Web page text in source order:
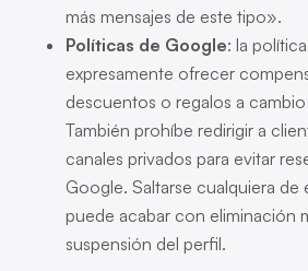
más mensajes de este tipo».
Políticas de Google: la
expresamente ofrecer
descuentos o regalos a
También prohíbe redirigir a
canales privados para evitar
Google. Saltarse cualquiera de
puede acabar con eliminación
suspensión del perfil.